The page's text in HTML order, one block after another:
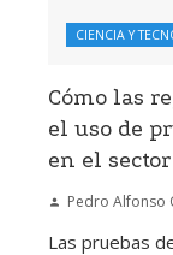
CIENCIA Y
Cómo las
el uso de
en el
Pedro Alfonso
Las pruebas